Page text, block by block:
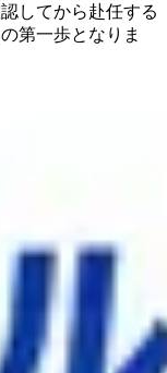
してから赴任する
第一歩となりま